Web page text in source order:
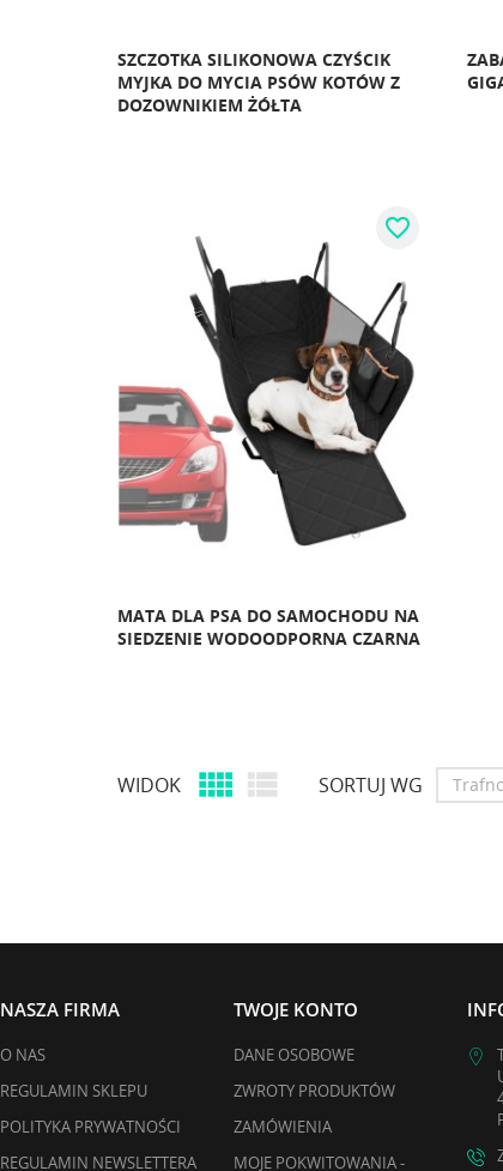
SZCZOTKA SILIKONOWA CZYŚCIK
MYJKA DO MYCIA PSÓW KOTÓW Z
DOZOWNIKIEM ŻÓŁTA
MATA DLA PSA DO SAMOCHODU NA
SIEDZENIE WODOODPORNA CZARNA
favorite_border
WIDOK   SORTUJ WG
NASZA FIRMA
O NAS
REGULAMIN SKLEPU
POLITYKA PRYWATNOŚCI
REGULAMIN NEWSLETTERA
TWOJE KONTO
DANE OSOBOWE
ZWROTY PRODUKTÓW
ZAMÓWIENIA
MOJE POKWITOWANIA -